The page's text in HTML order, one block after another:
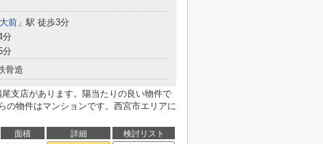
前 」駅 徒歩3分
分
分
骨造
支店があります。陽当たりの良い物件で
の物件はマンションです。西宮市エリアに
面積 詳細
検討リスト